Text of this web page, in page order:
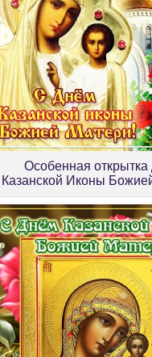
Особенная открытка
Казанской Иконы